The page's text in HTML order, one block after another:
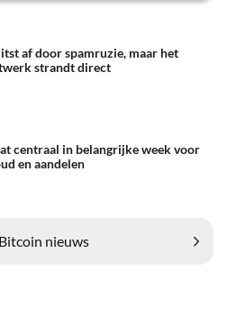
af door spamruzie, maar het
strandt direct
centraal in belangrijke week voor
en aandelen
nieuws